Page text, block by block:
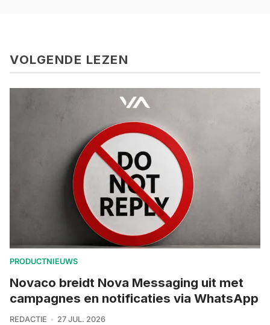
VOLGENDE LEZEN
PRODUCTNIEUWS
Novaco breidt Nova Messaging uit met
campagnes en notificaties via WhatsApp
REDACTIE 27 JUL. 2026